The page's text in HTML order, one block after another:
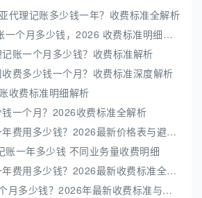
代理记账多少钱一年？收费标准全解析
2.海口/三亚代理记账一个月多少钱，2026 收费标准明细解析
账一个月多少钱？收费标准解析
费多少钱一个月？收费标准深度解析
收费标准明细解析
一个月？2026收费标准全解析
7.小规模代理记账一年费用多少钱？2026最新价格表与避坑指南
一年多少钱 不同业务量收费明细
9.小规模代理记账一年费用多少钱？2026最新收费标准全解析
10.代理记账收费一个月多少钱？2026年最新收费标准与避坑指南